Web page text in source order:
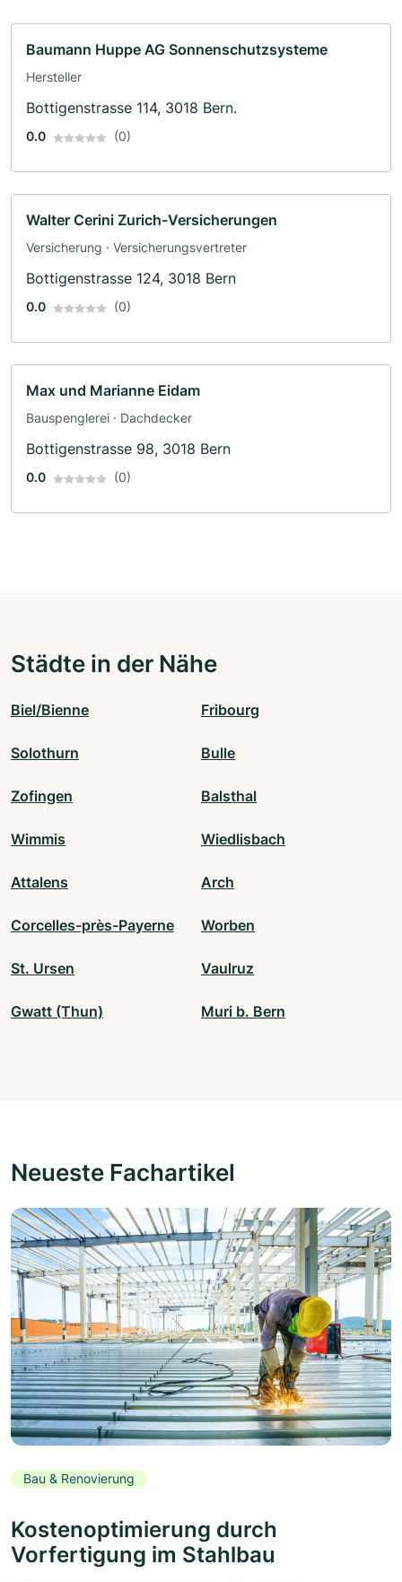
Baumann Huppe AG Sonnenschutzsysteme
Hersteller
Bottigenstrasse 114, 3018 Bern.
0.0 (0)
Walter Cerini Zurich-Versicherungen
Versicherung · Versicherungsvertreter
Bottigenstrasse 124, 3018 Bern
0.0 (0)
Max und Marianne Eidam
Bauspenglerei · Dachdecker
Bottigenstrasse 98, 3018 Bern
0.0 (0)
Städte in der Nähe
Biel/Bienne Fribourg
Solothurn Bulle
Zofingen Balsthal
Wimmis Wiedlisbach
Attalens Arch
Corcelles-près-Payerne Worben
St. Ursen Vaulruz
Gwatt (Thun) Muri b. Bern
Neueste Fachartikel
Bau & Renovierung
Kostenoptimierung durch
Vorfertigung im Stahlbau